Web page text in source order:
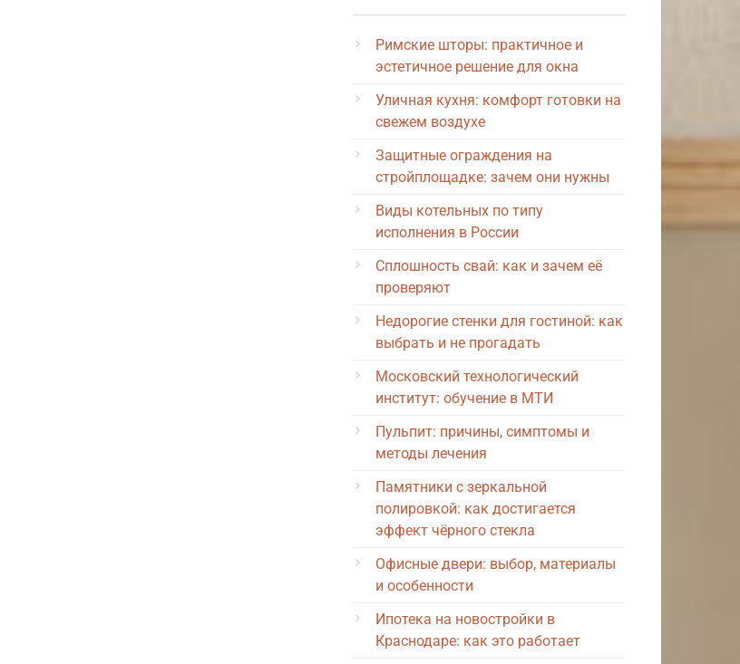
Римские шторы: практичное и
эстетичное решение для окна
Уличная кухня: комфорт готовки на
свежем воздухе
Защитные ограждения на
стройплощадке: зачем они нужны
Виды котельных по типу
исполнения в России
Сплошность свай: как и зачем её
проверяют
Недорогие стенки для гостиной: как
выбрать и не прогадать
Московский технологический
институт: обучение в МТИ
Пульпит: причины, симптомы и
методы лечения
Памятники с зеркальной
полировкой: как достигается
эффект чёрного стекла
Офисные двери: выбор, материалы
и особенности
Ипотека на новостройки в
Краснодаре: как это работает